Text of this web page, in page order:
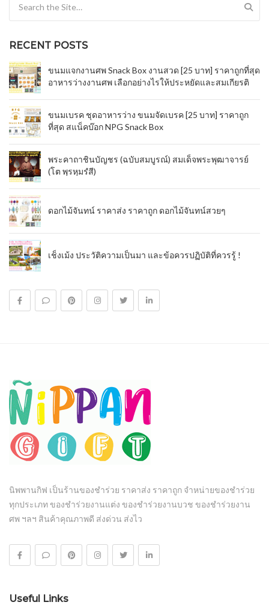
RECENT POSTS
ขนมแจกงานศพ Snack Box งานสวด [25 บาท] ราคาถูกที่สุด
อาหารว่างงานศพ เลือกอย่างไรให้ประหยัดและสมเกียรติ
ขนมเบรค ชุดอาหารว่าง ขนมจัดเบรค [25 บาท] ราคาถูก
ที่สุด สแน็คบ๊อก NPG Snack Box
พระคาถาชินบัญชร (ฉบับสมบูรณ์) สมเด็จพระพุฒาจารย์
(โต พฺรหฺมรํสี)
ดอกไม้จันทน์ ราคาส่ง ราคาถูก ดอกไม้จันทน์สวยๆ
เช็งเม้ง ประวัติความเป็นมา และข้อควรปฏิบัติที่ควรรู้ !
นิพพานกิฟ เป็นร้านของชำร่วย ราคาส่ง ราคาถูก จำหน่ายของชำร่วย
ทุกประเภท ของชำร่วยงานแต่ง ของชำร่วยงานบวช ของชำร่วยงาน
ศพ ฯลฯ สินค้าคุณภาพดี ส่งด่วน ส่งไว
Useful Links